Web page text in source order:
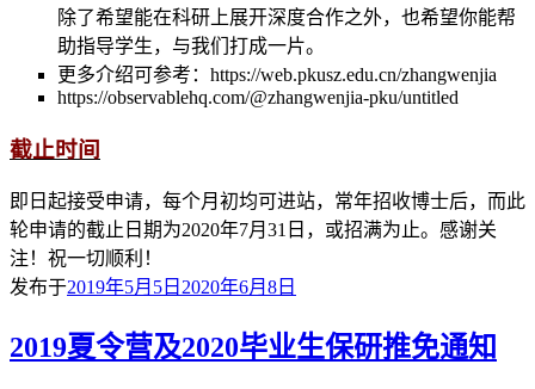
除了希望能在科研上展开深度合作之外，也希望你能帮
助指导学生，与我们打成一片。
更多介绍可参考：https://web.pkusz.edu.cn/zhangwenjia
https://observablehq.com/@zhangwenjia-pku/untitled
截止时间
即日起接受申请，每个月初均可进站，常年招收博士后，而此
轮申请的截止日期为2020年7月31日，或招满为止。感谢关
注！祝一切顺利！
发布于2019年5月5日 2020年6月8日
2019夏令营及2020毕业生保研推免通知